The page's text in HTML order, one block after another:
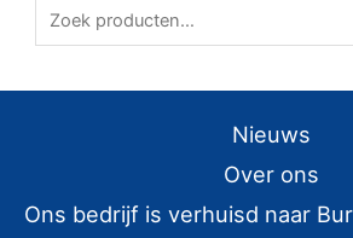
o
n
Nieuws
Over ons
Ons bedrijf is verhuisd naar